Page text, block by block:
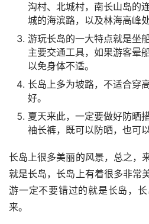
沟村、北城村，南长山岛的
城的海滨路，以及林海高峰
游玩长岛的一大特点就是坐
主要交通工具，如果游客晕
以免身体不适。
长岛上多为坡路，不适合穿
好。
夏天来此，一定要做好防晒
袖长裤，既可以防晒，也可以
长岛上很多美丽的风景，总之，
就是长岛，长岛上有着很多非常
游一定不要错过的就是长岛，
来。